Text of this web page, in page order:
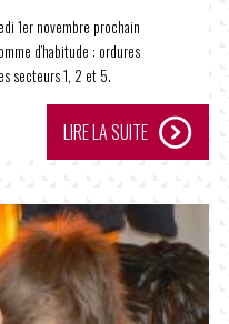
1er novembre prochain
d’habitude : ordures
secteurs 1, 2 et 5.
LIRE LA SUITE